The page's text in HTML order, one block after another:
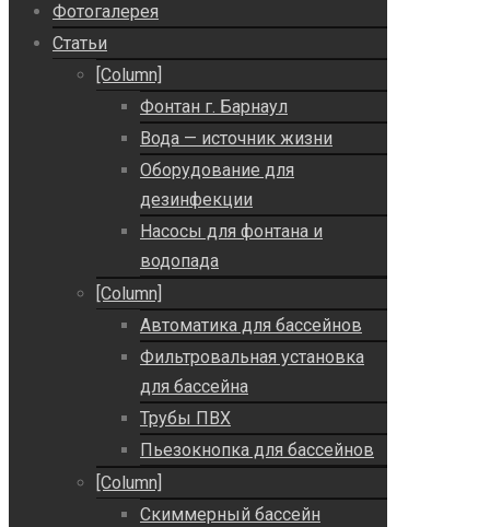
Фотогалерея
Статьи
[Column]
Фонтан г. Барнаул
Вода — источник жизни
Оборудование для
дезинфекции
Насосы для фонтана и
водопада
[Column]
Автоматика для бассейнов
Фильтровальная установка
для бассейна
Трубы ПВХ
Пьезокнопка для бассейнов
[Column]
Скиммерный бассейн